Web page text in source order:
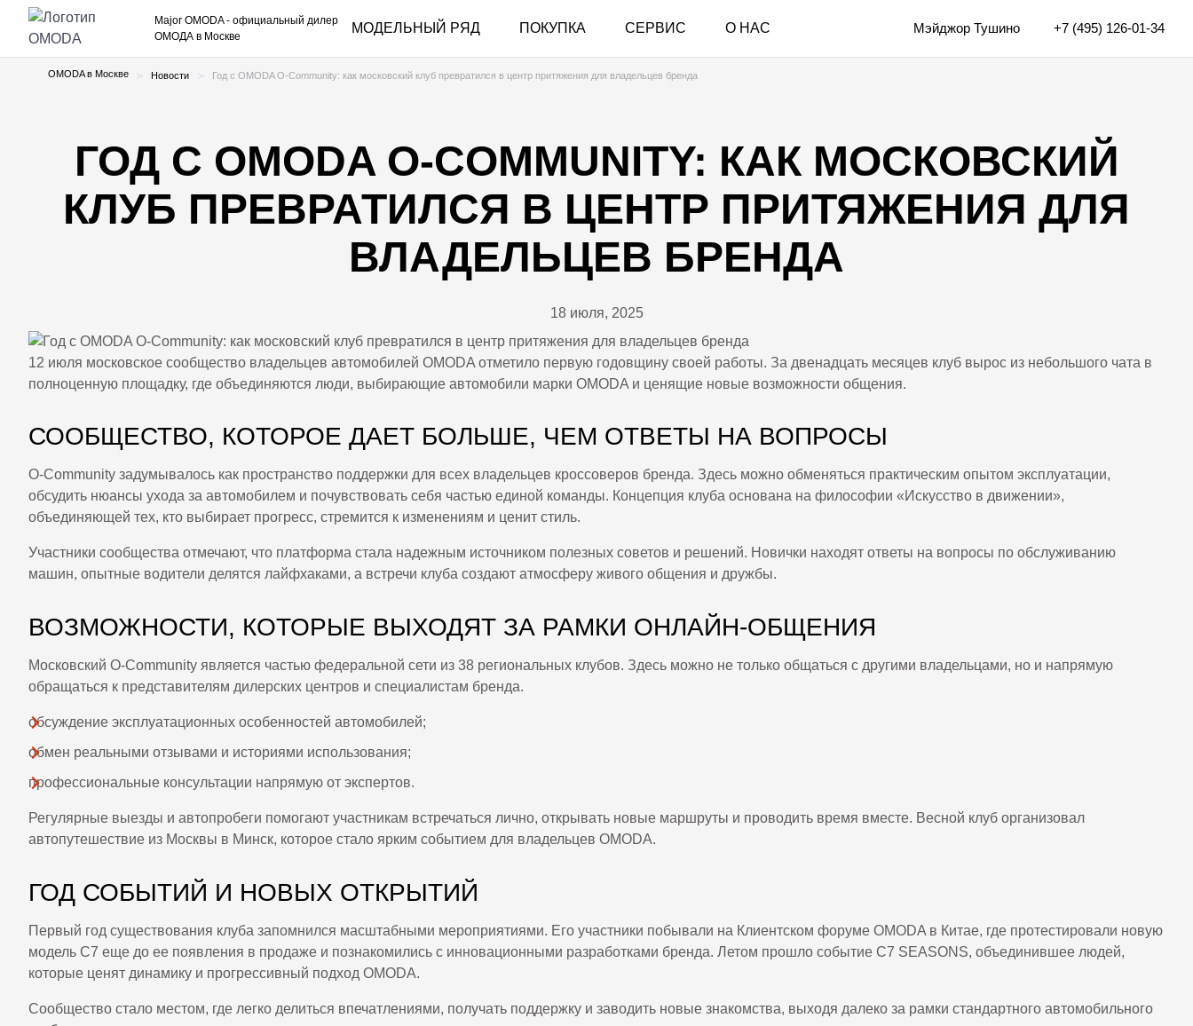
Major OMODA- официальный дилер
ОМОДА в Москве
МОДЕЛЬНЫЙ РЯД ПОКУПКА СЕРВИС О НАС Мэйджор Тушино +7 (495) 126-01-34
OMODA в Москве Новости Год с OMODA O-Community: как московский клуб превратился в центр притяжения для владельцев бренда
ГОД С OMODA O-COMMUNITY: КАК МОСКОВСКИЙ
КЛУБ ПРЕВРАТИЛСЯ В ЦЕНТР ПРИТЯЖЕНИЯ ДЛЯ
ВЛАДЕЛЬЦЕВ БРЕНДА
18 июля, 2025
12 июля московское сообщество владельцев автомобилей OMODA отметило первую годовщину своей работы. За двенадцать месяцев клуб вырос из небольшого чата в
полноценную площадку, где объединяются люди, выбирающие автомобили марки OMODA и ценящие новые возможности общения.
СООБЩЕСТВО, КОТОРОЕ ДАЕТ БОЛЬШЕ, ЧЕМ ОТВЕТЫ НА ВОПРОСЫ
O-Community задумывалось как пространство поддержки для всех владельцев кроссоверов бренда. Здесь можно обменяться практическим опытом эксплуатации,
обсудить нюансы ухода за автомобилем и почувствовать себя частью единой команды. Концепция клуба основана на философии «Искусство в движении»,
объединяющей тех, кто выбирает прогресс, стремится к изменениям и ценит стиль.
Участники сообщества отмечают, что платформа стала надежным источником полезных советов и решений. Новички находят ответы на вопросы по обслуживанию
машин, опытные водители делятся лайфхаками, а встречи клуба создают атмосферу живого общения и дружбы.
ВОЗМОЖНОСТИ, КОТОРЫЕ ВЫХОДЯТ ЗА РАМКИ ОНЛАЙН-ОБЩЕНИЯ
Московский O-Community является частью федеральной сети из 38 региональных клубов. Здесь можно не только общаться с другими владельцами, но и напрямую
обращаться к представителям дилерских центров и специалистам бренда.
обсуждение эксплуатационных особенностей автомобилей;
обмен реальными отзывами и историями использования;
профессиональные консультации напрямую от экспертов.
Регулярные выезды и автопробеги помогают участникам встречаться лично, открывать новые маршруты и проводить время вместе. Весной клуб организовал
автопутешествие из Москвы в Минск, которое стало ярким событием для владельцев OMODA.
ГОД СОБЫТИЙ И НОВЫХ ОТКРЫТИЙ
Первый год существования клуба запомнился масштабными мероприятиями. Его участники побывали на Клиентском форуме OMODA в Китае, где протестировали новую
модель C7 еще до ее появления в продаже и познакомились с инновационными разработками бренда. Летом прошло событие C7 SEASONS, объединившее людей,
которые ценят динамику и прогрессивный подход OMODA.
Сообщество стало местом, где легко делиться впечатлениями, получать поддержку и заводить новые знакомства, выходя далеко за рамки стандартного автомобильного